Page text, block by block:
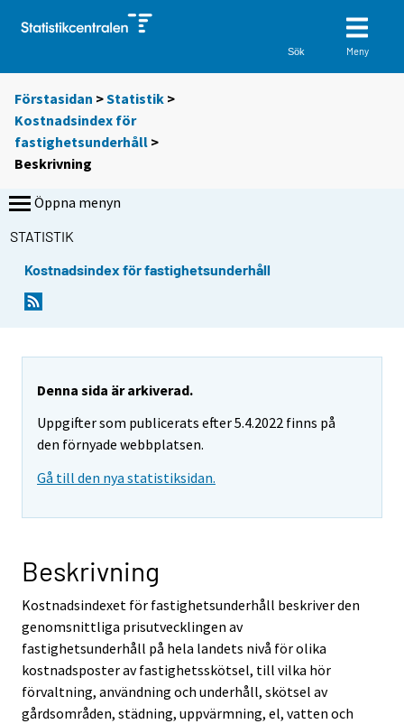
Sök Meny
Förstasidan >Statistik >
Kostnadsindex för
fastighetsunderhåll >
Beskrivning
Öppna menyn
STATISTIK
Kostnadsindex för fastighetsunderhåll
Denna sida är arkiverad.
Uppgifter som publicerats efter 5.4.2022 finns på
den förnyade webbplatsen.
Gå till den nya statistiksidan.
Beskrivning
Kostnadsindexet för fastighetsunderhåll beskriver den
genomsnittliga prisutvecklingen av
fastighetsunderhåll på hela landets nivå för olika
kostnadsposter av fastighetsskötsel, till vilka hör
förvaltning, användning och underhåll, skötsel av
gårdsområden, städning, uppvärmning, el, vatten och